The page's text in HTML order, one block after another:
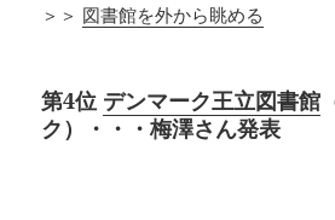
＞＞ 図書館を外から眺める
第4位 デンマーク王立図書館
ク）・・・梅澤さん発表